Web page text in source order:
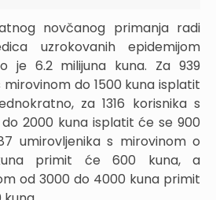
novčanog primanja radi
uzrokovanih epidemijom
je 6.2 milijuna kuna. Za 939
do 1500 kuna isplatit
za 1316 korisnika s
2000 kuna isplatit će se 900
umirovljenika s mirovinom o
primit će 600 kuna, a
od 3000 do 4000 kuna primit